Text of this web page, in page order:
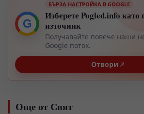
G
БЪРЗА НАСТРОЙКА В GOOGLE
Изберете Pogled.info като
източник
Получавайте повече наши
Google поток.
Отвори
Още от Свят